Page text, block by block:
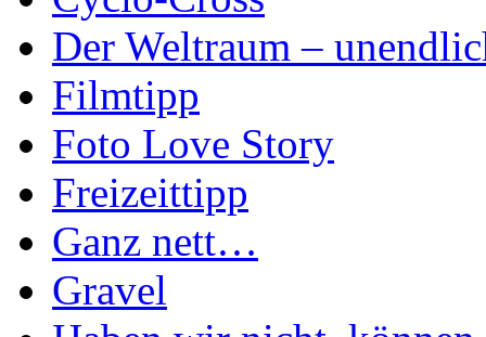
Der Weltraum –
Filmtipp
Foto Love Story
Freizeittipp
Ganz nett…
Gravel